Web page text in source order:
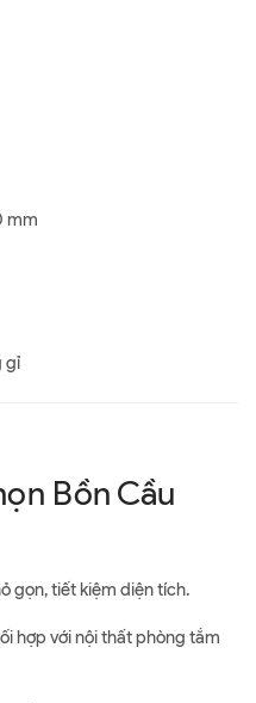
mm
gỉ
Bồn Cầu
gọn, tiết kiệm diện tích.
hợp với nội thất phòng tắm